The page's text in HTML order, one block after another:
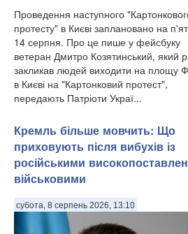
Проведення наступного
протесту" в Києві заплановано на
14 серпня. Про це пише у фейсбуку
ветеран Дмитро Козятинський, який
закликав людей виходити на площу
в Києві на "Картонковий протест",
передають Патріоти Украї...
Кремль більше мовчить: Що
приховують після вибухів із
російськими
військовими
субота, 8 серпень 2026, 13:10